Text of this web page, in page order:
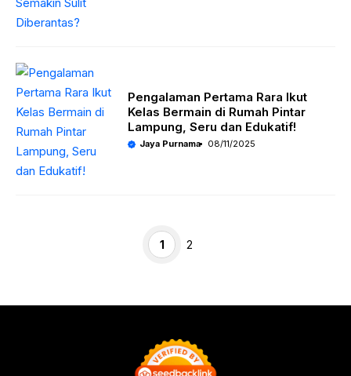
Pengalaman Pertama Rara Ikut
Kelas Bermain di Rumah Pintar
Lampung, Seru dan Edukatif!
Jaya Purnama 08/11/2025
Halaman
1 Halaman
2